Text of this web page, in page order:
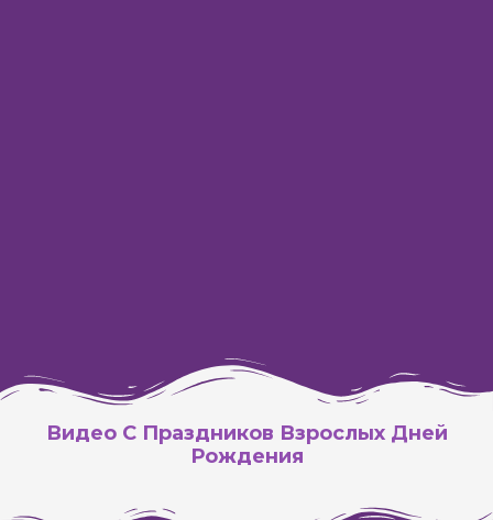
Видео С Праздников Взрослых Дней
Рождения